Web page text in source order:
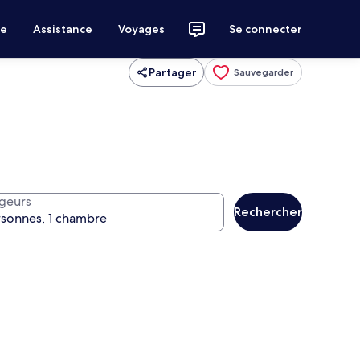
Assistance Voyages Se connecter
Partager Sauvegarder
Rechercher